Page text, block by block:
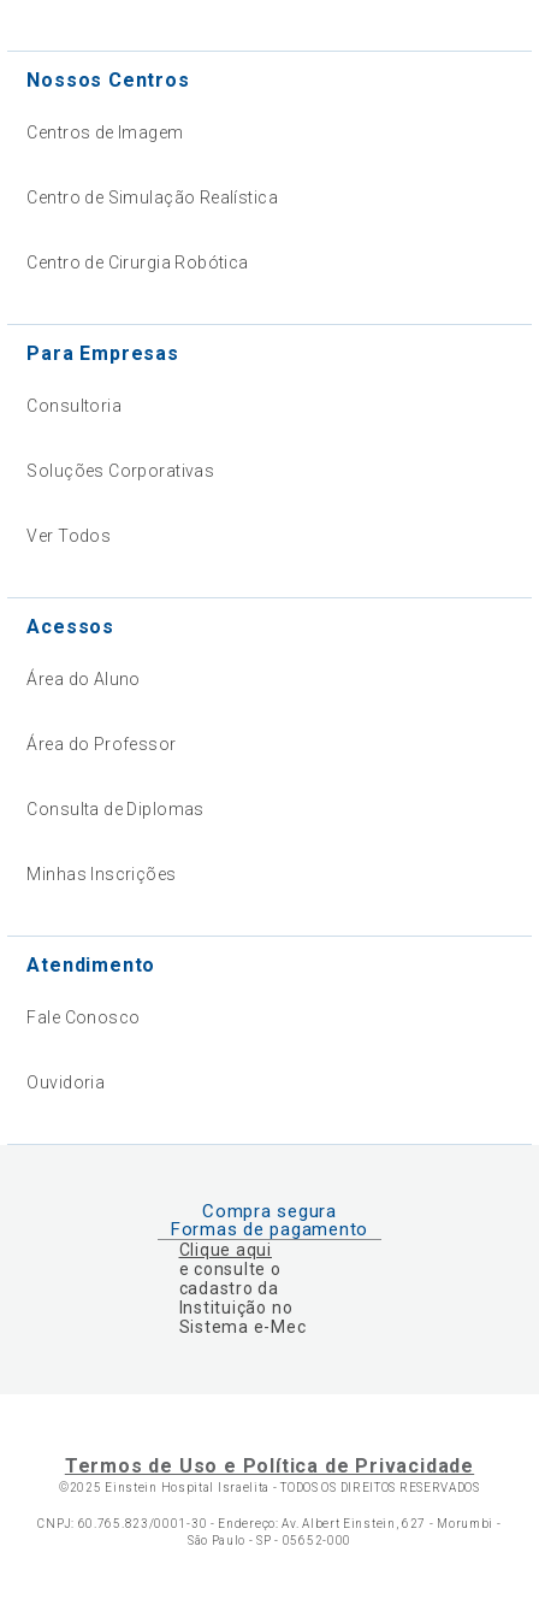
Nossos Centros
Centros de Imagem
Centro de Simulação Realística
Centro de Cirurgia Robótica
Para Empresas
Consultoria
Soluções Corporativas
Ver Todos
Acessos
Área do Aluno
Área do Professor
Consulta de Diplomas
Minhas Inscrições
Atendimento
Fale Conosco
Ouvidoria
Compra segura
Formas de pagamento
Clique aqui
e consulte o
cadastro da
Instituição no
Sistema e-Mec
Termos de Uso e Política de Privacidade
©2025 Einstein Hospital Israelita -TODOS OS DIREITOS RESERVADOS
CNPJ: 60.765.823/0001-30 - Endereço: Av. Albert Einstein, 627 - Morumbi -
São Paulo - SP - 05652-000